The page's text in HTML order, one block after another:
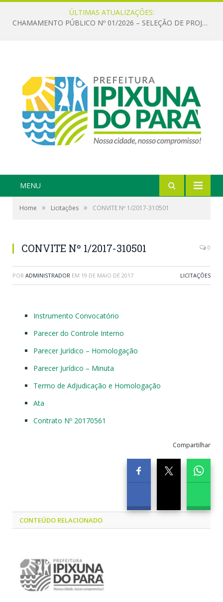
ÚLTIMAS ATUALIZAÇÕES:
CHAMAMENTO PÚBLICO Nº 01/2026 – SELEÇÃO DE PROJETOS PARA FIRMAR TERMO DE EXECUÇÃO CULTURAL COM RECURSOS DA POLÍTICA NACIONAL ALDIR BLANC DE FOMENTO À CULTURA – PNAB (LEI Nº 14.399/2022)
MENU
Home » Licitações » CONVITE Nº 1/2017-310501
CONVITE Nº 1/2017-310501 0
POR ADMINISTRADOR EM 19 DE MAIO DE 2017 LICITAÇÕES
Instrumento Convocatório
Parecer do Controle Interno
Parecer Jurídico – Homologação
Parecer Jurídico – Minuta
Termo de Adjudicação e Homologação
Ata
Contrato Nº 20170561
Compartilhar
CONTEÚDO RELACIONADO